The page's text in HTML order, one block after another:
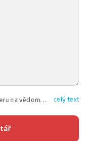
Vyplněním shora uvedených údajů beru na vědomí, že společnost TEXT FACTORY s.r.o., sídlem Brno, Durďákova 336/29, Černá Pole, PSČ: 613 00, IČ: 06157831, zapsané u Krajského soudu v Brně, oddíl C, vložka 100399, bude zpracovávat mé osobní údaje uvedené v rámci mnou vyplněného registračního formuláře na základě oprávněných zájmů TEXT FACTORY s.r.o. dle čl. 6 odst. 1 písm. f) GDPR a pro splnění právních povinností (čl. 6 odst. 1 písm. c) GDPR), a to pro tyto účely: nezbytnost zajistit oprávnění návštěvníka webových stránek provozovaných společností TEXT FACTORY s.r.o. přispívat aktivně ke zveřejněným článkům nebo v rámci diskusních fór a výkon práv TEXT FACTORY s.r.o. jako administrátora těchto diskusních fór. Více informací o zpracování osobních údajů a právech lze nalézt v celý text